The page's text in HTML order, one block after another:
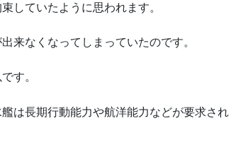
していたように思われます。
来なくなってしまっていたのです。
す。
は長期行動能力や航洋能力などが要求され